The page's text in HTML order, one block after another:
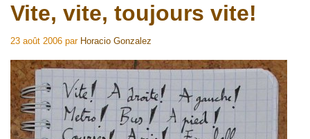
Vite, vite, toujours vite!
23 août 2006 par Horacio Gonzalez